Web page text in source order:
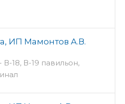
ИП Мамонтов А.В.
18, В-19 павильон,